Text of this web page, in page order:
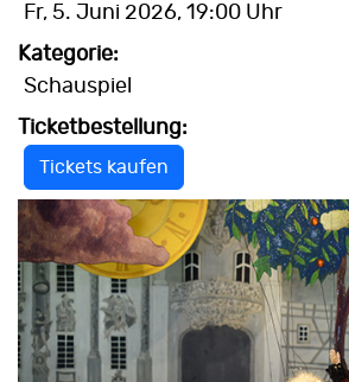
Fr, 5. Juni 2026, 19:00 Uhr
Kategorie:
Schauspiel
Ticketbestellung:
Tickets kaufen